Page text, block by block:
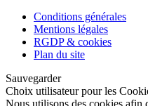
Conditions générales
Mentions légales
RGDP & cookies
Plan du site
Sauvegarder
Choix utilisateur pour les